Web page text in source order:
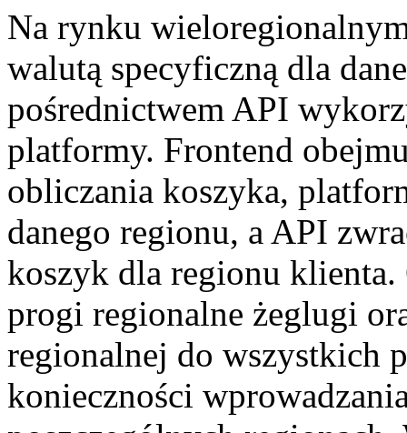
Na rynku
walutą specyficzną dla
pośrednictwem API
platformy. Frontend
obliczania koszyka,
danego regionu, a API
koszyk dla regionu
progi regionalne żeglugi
regionalnej do wszystkich
konieczności